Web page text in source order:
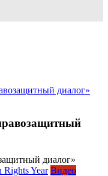
диалог»
Rights Year Видео